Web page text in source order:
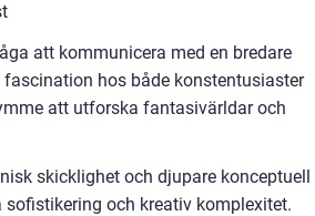
att kommunicera med en bredare
hos både konstentusiaster
att utforska fantasivärldar och
skicklighet och djupare konceptuell
och kreativ komplexitet.